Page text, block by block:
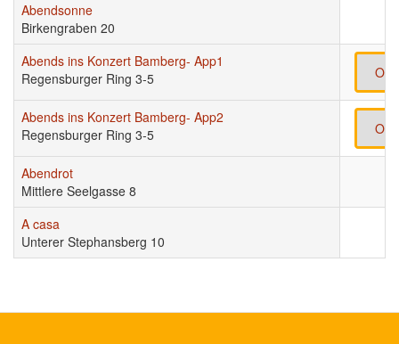
Abendsonne
Birkengraben 20
Abends ins Konzert Bamberg- App1
Regensburger Ring 3-5
Abends ins Konzert Bamberg- App2
Regensburger Ring 3-5
Abendrot
Mittlere Seelgasse 8
A casa
Unterer Stephansberg 10